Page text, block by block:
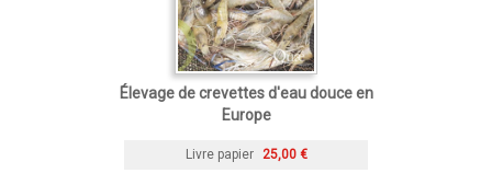
Élevage de crevettes d'eau douce en
Europe
Livre papier 25,00 €